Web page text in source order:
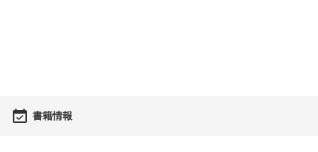
書籍情報